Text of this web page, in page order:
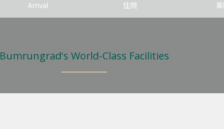
Arrival 住院
Bumrungrad's World-Class Facilities